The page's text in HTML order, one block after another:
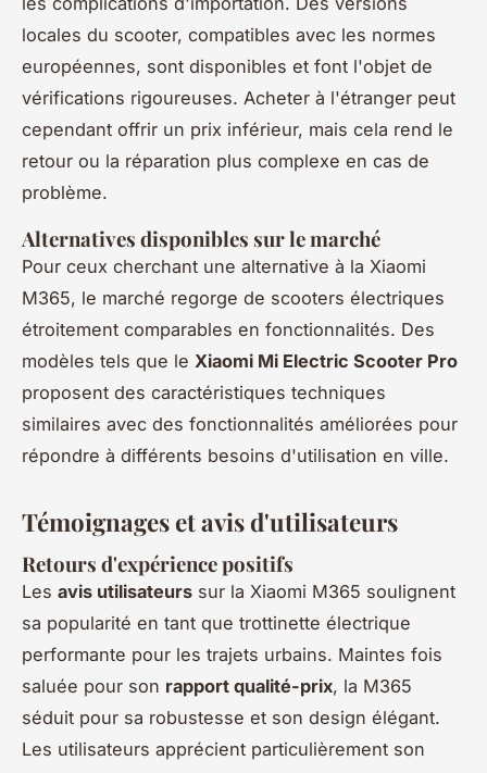
locales du scooter, compatibles avec les normes
européennes, sont disponibles et font l'objet de
vérifications rigoureuses. Acheter à l'étranger peut
cependant offrir un prix inférieur, mais cela rend le
retour ou la réparation plus complexe en cas de
problème.
Alternatives disponibles sur le marché
Pour ceux cherchant une alternative à la Xiaomi
M365, le marché regorge de scooters électriques
étroitement comparables en fonctionnalités. Des
modèles tels que le Xiaomi Mi Electric Scooter Pro
proposent des caractéristiques techniques
similaires avec des fonctionnalités améliorées pour
répondre à différents besoins d'utilisation en ville.
Témoignages et avis d'utilisateurs
Retours d'expérience positifs
Les avis utilisateurs sur la Xiaomi M365 soulignent
sa popularité en tant que trottinette électrique
performante pour les trajets urbains. Maintes fois
saluée pour son rapport qualité-prix, la M365
séduit pour sa robustesse et son design élégant.
Les utilisateurs apprécient particulièrement son